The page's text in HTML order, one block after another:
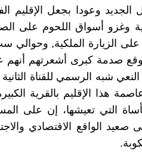
الجديد وعودا بجعل الإقليم
وغزو أسواق اللحوم على
الزيارة الملكية, وحوالي
وقع صدمة كبرى أشعرتهم
النعي شبه الرسمي للقناة
هذا الإقليم بالقرية
التي تعيشها، إن على
على صعيد الواقع الاقتصادي